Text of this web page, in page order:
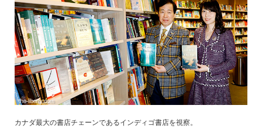
カナダ最大の書店チェーンであるインディゴ書店を視察。